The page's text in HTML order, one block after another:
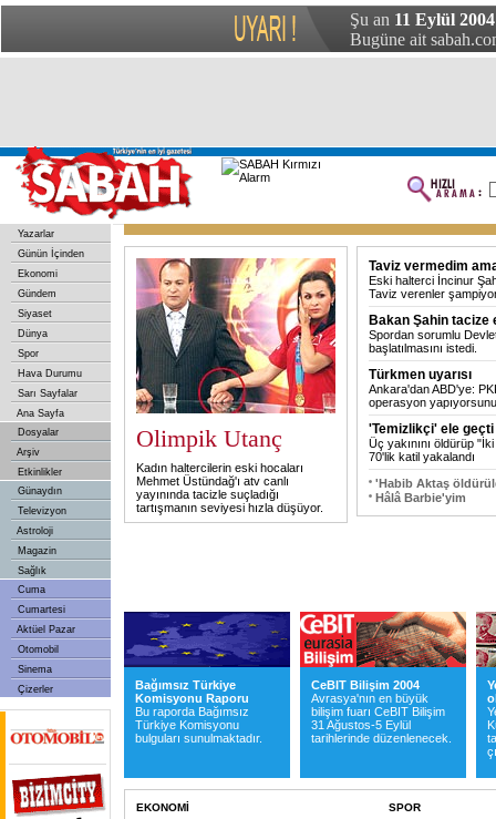
Şu an 11 Eylül
Bugüne ait
Yazarlar
Günün İçinden
Ekonomi
Gündem
Siyaset
Dünya
Spor
Hava Durumu
Sarı Sayfalar
Ana Sayfa
Dosyalar
Arşiv
Etkinlikler
Günaydın
Televizyon
Astroloji
Magazin
Sağlık
Cuma
Cumartesi
Aktüel Pazar
Otomobil
Sinema
Çizerler
Olimpik Utanç
Kadın haltercilerin eski hocaları
Mehmet Üstündağ'ı atv canlı
yayınında tacizle suçladığı
tartışmanın seviyesi hızla düşüyor.
Taviz vermedim
Eski halterci İncinur
Taviz verenler
Bakan Şahin tacize
Spordan sorumlu
başlatılmasını istedi.
Türkmen uyarısı
Ankara'dan ABD'ye:
operasyon
'Temizlikçi' ele
Üç yakınını öldürüp
70'lik katil yakalandı
'Habib Aktaş
Hâlâ Barbie'yim
Bağımsız Türkiye
Komisyonu Raporu
Bu raporda Bağımsız
Türkiye Komisyonu
bulguları sunulmaktadır.
CeBIT Bilişim 2004
Avrasya'nın en büyük
bilişim fuarı CeBIT Bilişim
31 Ağustos-5 Eylül
tarihlerinde düzenlenecek.
EKONOMİ SPOR